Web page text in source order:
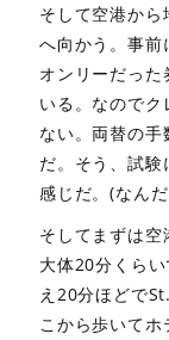
そして空港か
へ向かう。事前
オンリーだっ
いる。なので
ない。両替の
だ。そう、試験
感じだ。(なん
そしてまずは空
大体20分くら
え20分ほどで
こから歩いてホ